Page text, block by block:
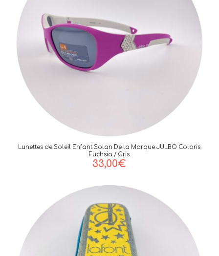
Lunettes de Soleil Enfant Solan De la Marque JULBO Coloris
Fuchsia / Gris
33,00€